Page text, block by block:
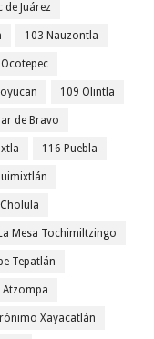
Juárez
103 Nauzontla
109 Olintla
de Bravo
116 Puebla
Mesa Tochimiltzingo
Tepatlán
Atzompa
Xayacatlán